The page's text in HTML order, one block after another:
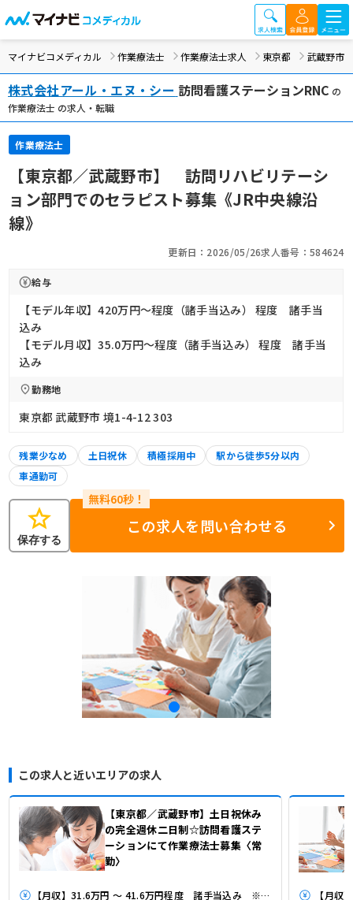
マイナビコメディカル 作業療法士 作業療法士求人 東京都 武蔵野市
株式会社アール・エヌ・シー 訪問看護ステーションRNC の
作業療法士 の求人・転職
作業療法士
【東京都／武蔵野市】 訪問リハビリテーシ
ョン部門でのセラピスト募集《JR中央線沿
線》
更新日：2026/05/26求人番号：584624
給与
【モデル年収】420万円〜程度（諸手当込み） 程度 諸手当
込み
【モデル月収】35.0万円〜程度（諸手当込み） 程度 諸手当
込み
勤務地
東京都 武蔵野市 境1-4-12 303
残業少なめ 土日祝休 積極採用中
駅から徒歩5分以内
車通勤可
star
保存する
この求人を問い合わせる
この求人と近いエリアの求人
【東京都／武蔵野市】土日祝休み
の完全週休二日制☆訪問看護ステ
ーションにて作業療法士募集〈常
勤〉
【月収】31.6万円 ～ 41.6万円程度 諸手当込み ※年収÷12ヶ月
【月収